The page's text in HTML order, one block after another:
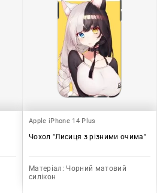
Apple iPhone 14 Plus
Чохол "Лисиця з різними очима"
Матеріал: Чорний матовий
силікон